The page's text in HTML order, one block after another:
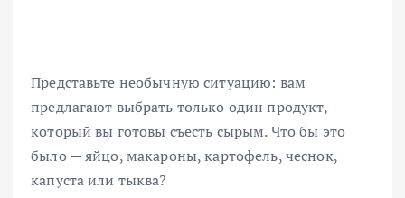
Представьте необычную ситуацию: вам
предлагают выбрать только один продукт,
который вы готовы съесть сырым. Что бы это
было — яйцо, макароны, картофель, чеснок,
капуста или тыква?